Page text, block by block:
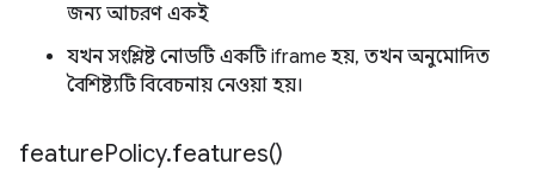
জন্য আচরণ একই
যখন সংশ্লিষ্ট নোডটি একটি iframe হয়, তখন অনুমোদিত
বৈশিষ্ট্যটি বিবেচনায় নেওয়া হয়।
featurePolicy.features()